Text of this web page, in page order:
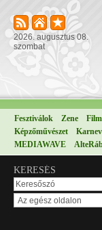
2026. augusztus 08.
szombat
Fesztiválok Zene Film
Képzőművészet
MEDIAWAVE
KERESÉS